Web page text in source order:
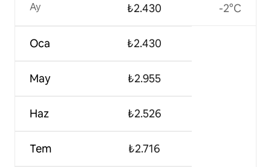
Ay
Oca
May
Haz
Tem
₺2.430
₺2.430
₺2.955
₺2.526
₺2.716
-2°C